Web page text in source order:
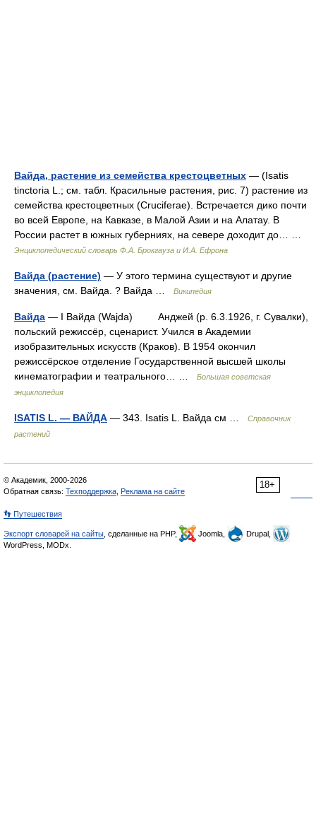
Вайда, растение из семейства крестоцветных — (Isatis
tinctoria L.; см. табл. Красильные растения, рис. 7) растение из
семейства крестоцветных (Cruciferae). Встречается дико почти
во всей Европе, на Кавказе, в Малой Азии и на Алатау. В
России растет в южных губерниях, на севере доходит до… …
Энциклопедический словарь Ф.А. Брокгауза и И.А. Ефрона
Вайда (растение) — У этого термина существуют и другие
значения, см. Вайда. ? Вайда …
Википедия
Вайда — I Вайда (Wajda) Анджей (р. 6.3.1926, г. Сувалки),
польский режиссёр, сценарист. Учился в Академии
изобразительных искусств (Краков). В 1954 окончил
режиссёрское отделение Государственной высшей школы
кинематографии и театрального… …
Большая советская
энциклопедия
ISATIS L. — ВАЙДА — 343. Isatis L. Вайда см …
Справочник
растений
18+
© Академик, 2000-2026
Обратная связь: Техподдержка Реклама на сайте
👣 Путешествия
Экспорт словарей на сайты , сделанные на PHP, Joomla,
Drupal,
WordPress, MODx.